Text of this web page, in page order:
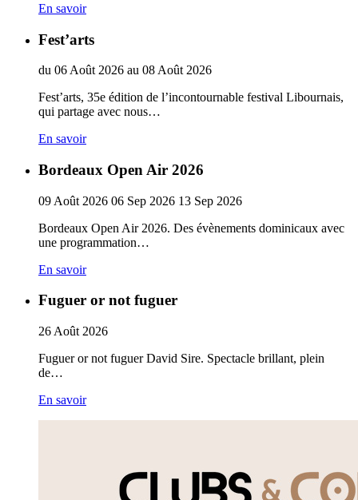
En savoir
Fest’arts
du 06 Août 2026 au 08 Août 2026
Fest’arts, 35e édition de l’incontournable festival Libournais,
qui partage avec nous…
En savoir
Bordeaux Open Air 2026
09 Août 2026 06 Sep 2026 13 Sep 2026
Bordeaux Open Air 2026. Des évènements dominicaux avec
une programmation…
En savoir
Fuguer or not fuguer
26 Août 2026
Fuguer or not fuguer David Sire. Spectacle brillant, plein
de…
En savoir